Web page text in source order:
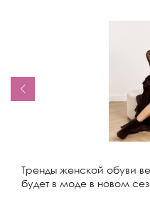
Тренды женской обуви
будет в моде в новом